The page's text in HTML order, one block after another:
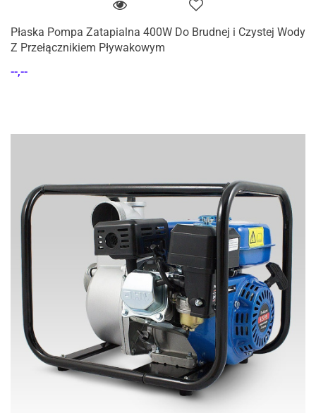
Płaska Pompa Zatapialna 400W Do Brudnej i Czystej Wody
Z Przełącznikiem Pływakowym
--,--